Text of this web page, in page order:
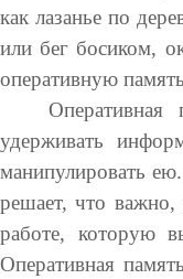
как лазанье по
или бег босиком,
оперативную
Оперативная
удерживать
манипулировать
решает, что важно,
работе, которую
Оперативная